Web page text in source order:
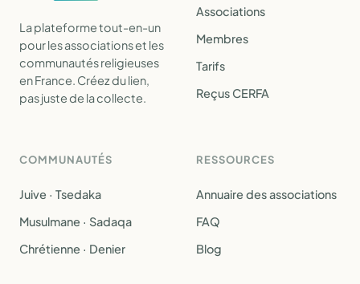
La plateforme tout-en-un
pour les associations et les
communautés religieuses
en France. Créez du lien,
pas juste de la collecte.
Associations
Membres
Tarifs
Reçus CERFA
COMMUNAUTÉS
Juive · Tsedaka
Musulmane · Sadaqa
Chrétienne · Denier
RESSOURCES
Annuaire des associations
FAQ
Blog